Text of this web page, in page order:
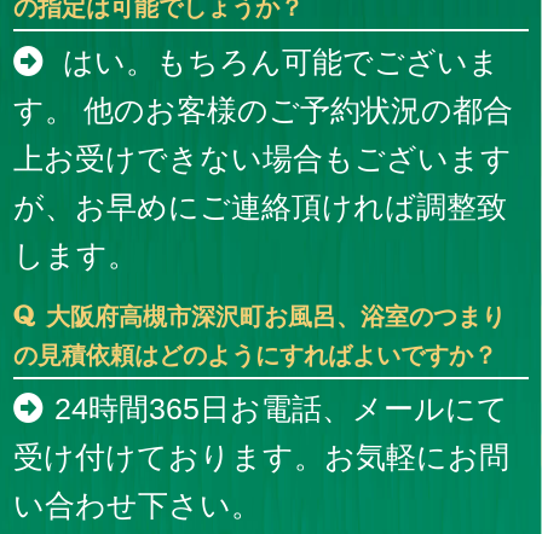
の指定は可能でしょうか？
はい。もちろん可能でございま
す。 他のお客様のご予約状況の都合
上お受けできない場合もございます
が、お早めにご連絡頂ければ調整致
します。
大阪府高槻市深沢町お風呂、浴室のつまり
の見積依頼はどのようにすればよいですか？
24時間365日お電話、メールにて
受け付けております。お気軽にお問
い合わせ下さい。